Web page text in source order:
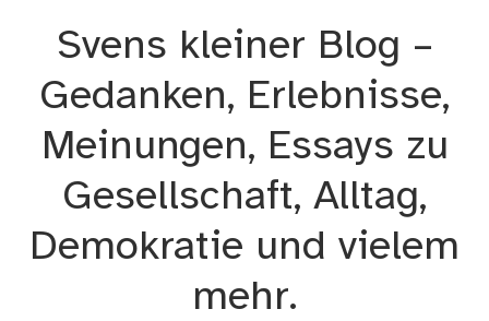
Svens kleiner Blog –
Gedanken, Erlebnisse,
Meinungen, Essays zu
Gesellschaft, Alltag,
Demokratie und vielem
mehr.